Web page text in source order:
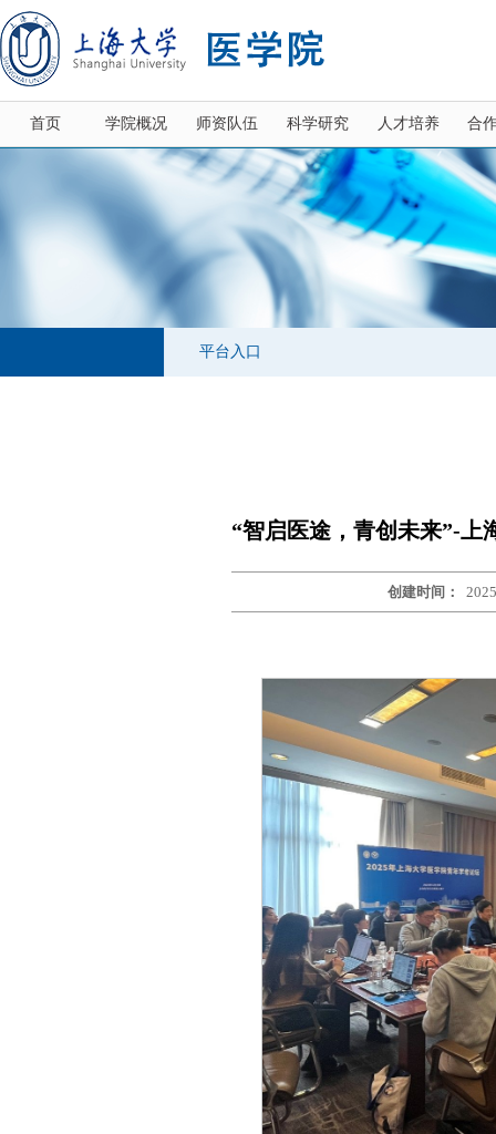
首页 学院概况 师资队伍 科学研究 人才培养 合
平台入口
“智启医途，青创未来”-上
创建时间：